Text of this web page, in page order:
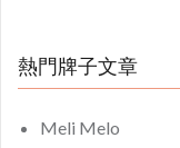
熱門牌子文章
Meli Melo